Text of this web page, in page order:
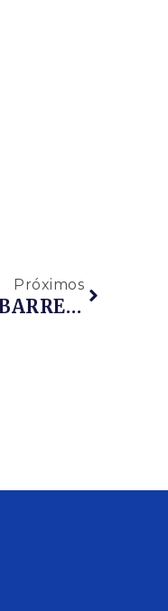
Próximos
Assista Ao Vídeo: Webinar RPR Com SELENE BARRETO E RAFAELLA ROSA Sobre RETOMADA DAS ATIVIDADES – COMO PREPARAR SUA EMPRESA PARA UM RETORNO SEGURO? – 23/06/2020